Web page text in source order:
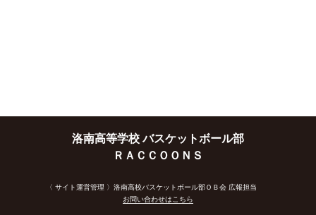
洛南高等学校 バスケットボール部
ＲＡＣＣＯＯＮＳ
〈 サイト運営管理 〉洛南高校バスケットボール部ＯＢ会 広報担当
お問い合わせはこちら